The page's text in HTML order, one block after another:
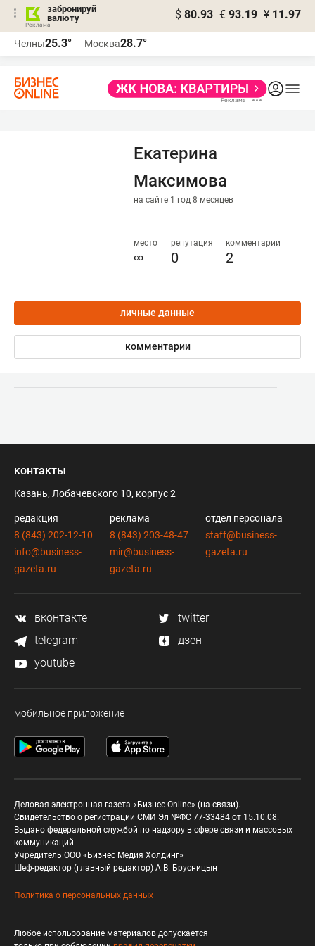
забронируй
валюту
$ 80.93 € 93.19 ¥ 11.97
Челны25.3° Москва28.7°
Екатерина
Максимова
на сайте 1 год 8 месяцев
место
∞
репутация
0
комментарии
2
личные данные
комментарии
контакты
Казань, Лобачевского 10, корпус 2
редакция
8 (843) 202-12-10
info@business-
gazeta.ru
реклама
8 (843) 203-48-47
mir@business-
gazeta.ru
отдел персонала
staff@business-
gazeta.ru
вконтакте
twitter
telegram
дзен
youtube
мобильное приложение
Деловая электронная газета «Бизнес Online» (на связи).
Свидетельство о регистрации СМИ Эл №ФС 77-33484 от 15.10.08.
Выдано федеральной службой по надзору в сфере связи и массовых
коммуникаций.
Учредитель ООО «Бизнес Медия Холдинг»
Шеф-редактор (главный редактор) А.В. Брусницын
Политика о персональных данных
Любое использование материалов допускается